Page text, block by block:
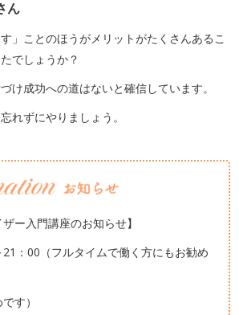
ん
」ことのほうがメリットがたくさんあるこ
でしょうか？
け成功への道はないと確信しています。
れずにやりましょう。
ー入門講座のお知らせ】
：00（フルタイムで働く方にもお勧め
す）